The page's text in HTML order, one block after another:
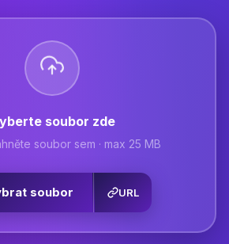
soubor zde
soubor sem · max 25 MB
soubor URL